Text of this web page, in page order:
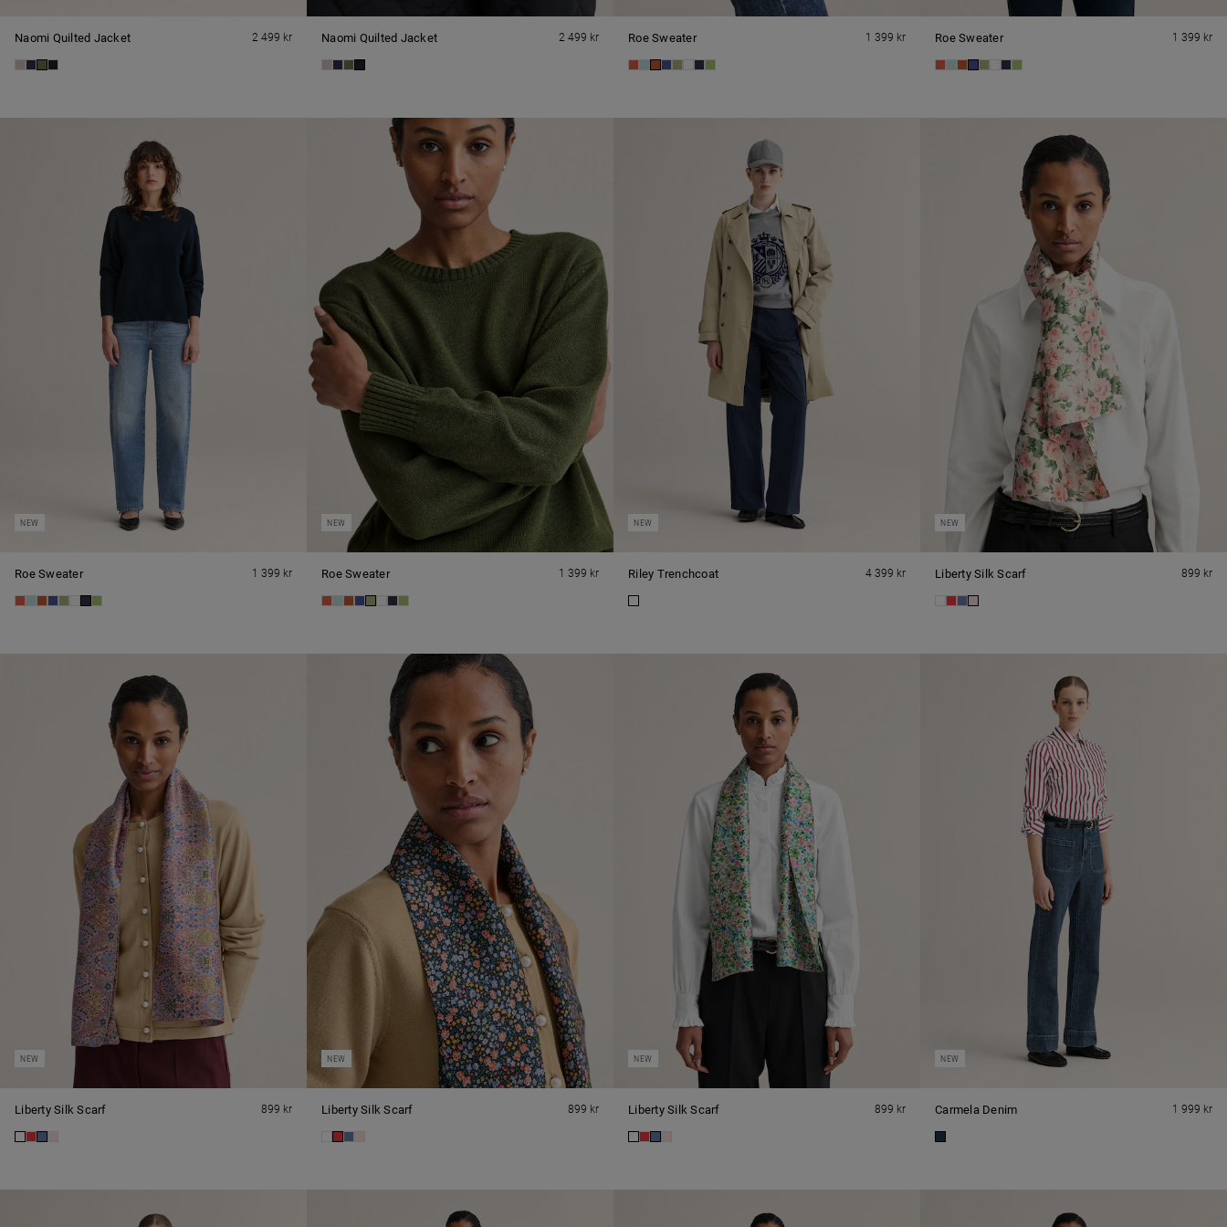
Naomi Quilted Jacket 2 499 kr Naomi Quilted Jacket 2 499 kr Roe Sweater 1 399 kr Roe Sweater 1 399 kr
Roe Sweater 1 399 kr
NEW
Roe Sweater 1 399 kr
NEW
Riley Trenchcoat 4 399 kr
NEW
Liberty Silk Scarf 899 kr
NEW
Liberty Silk Scarf 899 kr
NEW
Liberty Silk Scarf 899 kr
NEW
Liberty Silk Scarf 899 kr
NEW
Carmela Denim 1 999 kr
NEW